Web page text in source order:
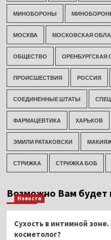
МИНОБОРОНЫ
МОСКВА МОСКОВСКАЯ
ОБЩЕСТВО ОРЕНБУРГСКАЯ
ПРОИСШЕСТВИЯ РОССИЯ
СОЕДИНЕННЫЕ ШТАТЫ
ФАРМАЦЕВТИКА ХАРЬКОВ
ЭМИЛИ РАТАКОВСКИ
СТРИЖКА СТРИЖКА БОБ
Возможно Вам будет
Новости
Сухость в интимной
косметолог?